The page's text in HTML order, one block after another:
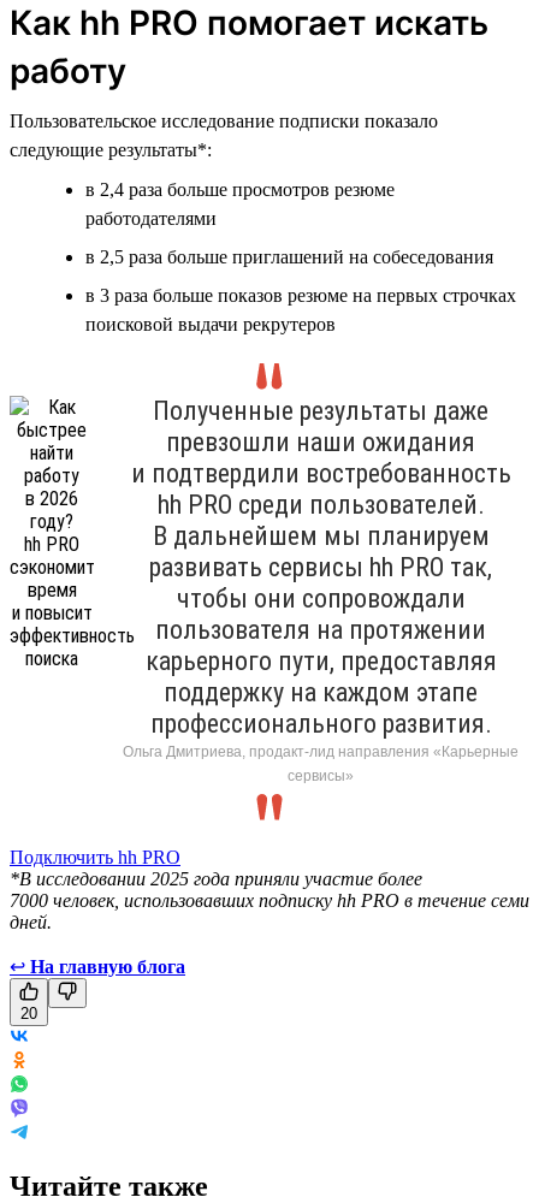
Как hh PRO помогает искать
работу
Пользовательское исследование подписки показало
следующие результаты*:
в 2,4 раза больше просмотров резюме
работодателями
в 2,5 раза больше приглашений на собеседования
в 3 раза больше показов резюме на первых строчках
поисковой выдачи рекрутеров
Полученные результаты даже
превзошли наши ожидания
и подтвердили востребованность
hh PRO среди пользователей.
В дальнейшем мы планируем
развивать сервисы hh PRO так,
чтобы они сопровождали
пользователя на протяжении
карьерного пути, предоставляя
поддержку на каждом этапе
профессионального развития.
Ольга Дмитриева, продакт-лид направления «Карьерные
сервисы»
Подключить hh PRO
*В исследовании 2025 года приняли участие более
7000 человек, использовавших подписку hh PRO в течение семи
дней.
↩ На главную блога
20
Читайте также